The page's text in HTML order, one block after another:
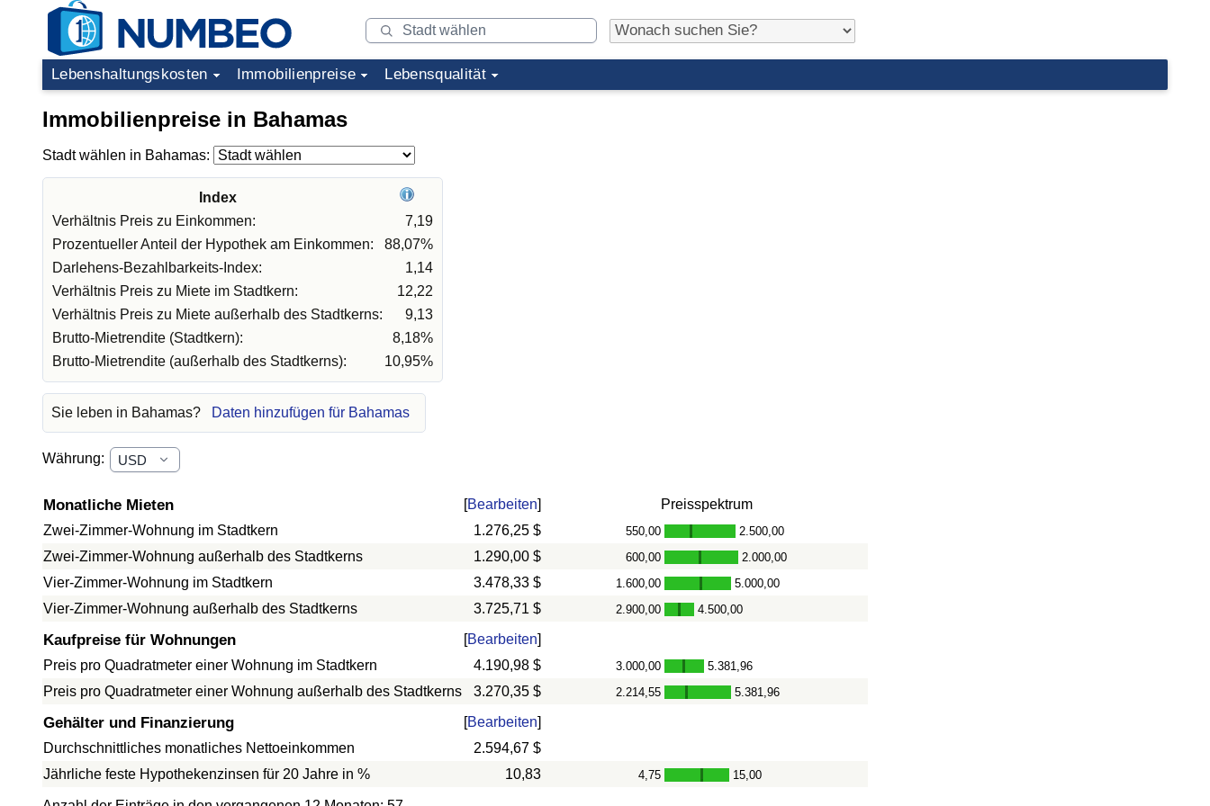
Lebenshaltungskosten Immobilienpreise Lebensqualität
Immobilienpreise in Bahamas
Stadt wählen in Bahamas:
Index
Verhältnis Preis zu Einkommen:
7,19
Prozentueller Anteil der Hypothek am Einkommen:
88,07%
Darlehens-Bezahlbarkeits-Index:
1,14
Verhältnis Preis zu Miete im Stadtkern:
12,22
Verhältnis Preis zu Miete außerhalb des Stadtkerns:
9,13
Brutto-Mietrendite (Stadtkern):
8,18%
Brutto-Mietrendite (außerhalb des Stadtkerns):
10,95%
Sie leben in Bahamas? Daten hinzufügen für Bahamas
Währung:
Monatliche Mieten [Bearbeiten]
Preisspektrum
Zwei-Zimmer-Wohnung im Stadtkern
1.276,25 $ 550,00 - 2.500,00
Zwei-Zimmer-Wohnung außerhalb des Stadtkerns 1.290,00 $ 600,00 - 2.000,00
Vier-Zimmer-Wohnung im Stadtkern 3.478,33 $ 1.600,00 - 5.000,00
Vier-Zimmer-Wohnung außerhalb des Stadtkerns 3.725,71 $ 2.900,00 - 4.500,00
Kaufpreise für Wohnungen [Bearbeiten]
Preis pro Quadratmeter einer Wohnung im Stadtkern
4.190,98 $ 3.000,00 - 5.381,96
Preis pro Quadratmeter einer Wohnung außerhalb des Stadtkerns 3.270,35 $ 2.214,55 - 5.381,96
Gehälter und Finanzierung [Bearbeiten]
Durchschnittliches monatliches Nettoeinkommen
2.594,67 $
Jährliche feste Hypothekenzinsen für 20 Jahre in %
10,83 4,75 - 15,00